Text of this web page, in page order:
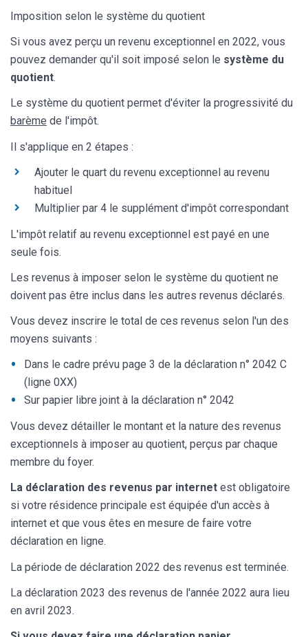
Imposition selon le système du quotient
Si vous avez perçu un revenu exceptionnel en 2022, vous
pouvez demander qu'il soit imposé selon le système du
quotient.
Le système du quotient permet d'éviter la progressivité du
barème de l'impôt.
Il s'applique en 2 étapes :
Ajouter le quart du revenu exceptionnel au revenu
habituel
Multiplier par 4 le supplément d'impôt correspondant
L'impôt relatif au revenu exceptionnel est payé en une
seule fois.
Les revenus à imposer selon le système du quotient ne
doivent pas être inclus dans les autres revenus déclarés.
Vous devez inscrire le total de ces revenus selon l'un des
moyens suivants :
Dans le cadre prévu page 3 de la déclaration n° 2042 C
(ligne 0XX)
Sur papier libre joint à la déclaration n° 2042
Vous devez détailler le montant et la nature des revenus
exceptionnels à imposer au quotient, perçus par chaque
membre du foyer.
La déclaration des revenus par internet est obligatoire
si votre résidence principale est équipée d'un accès à
internet et que vous êtes en mesure de faire votre
déclaration en ligne.
La période de déclaration 2022 des revenus est terminée.
La déclaration 2023 des revenus de l'année 2022 aura lieu
en avril 2023.